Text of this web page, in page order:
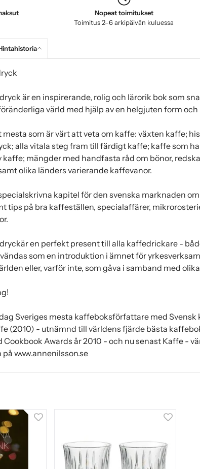
Nopeat toimitukset
Toimitus 2–6 arkipäivän kuluessa
är en inspirerande, rolig och lärorik bok som
värld med hjälp av en helgjuten form och
mesta som är värt att veta om kaffe: växten kaffe;
alla vitala steg fram till färdigt kaffe; kaffe som
kaffe; mängder med handfasta råd om bönor,
olika länders varierande kaffevanor.
kapitel för den svenska marknaden
tips på bra kaffeställen, specialaffärer,
en perfekt present till alla kaffedrickare -
som en introduktion i ämnet för
eller, varför inte, som gåva i samband med
Sveriges mesta kaffeboksförfattare med
(2010) - utnämnd till världens fjärde bästa
Cookbook Awards år 2010 - och nu senast Kaffe -
www.annenilsson.se